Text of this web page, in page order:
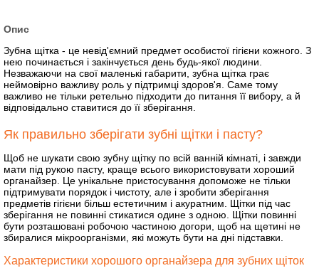
Опис
Зубна щітка - це невід'ємний предмет особистої гігієни кожного. З
нею починається і закінчується день будь-якої людини.
Незважаючи на свої маленькі габарити, зубна щітка грає
неймовірно важливу роль у підтримці здоров'я. Саме тому
важливо не тільки ретельно підходити до питання її вибору, а й
відповідально ставитися до її зберігання.
Як правильно зберігати зубні щітки і пасту?
Щоб не шукати свою зубну щітку по всій ванній кімнаті, і завжди
мати під рукою пасту, краще всього використовувати хороший
органайзер. Це унікальне пристосування допоможе не тільки
підтримувати порядок і чистоту, але і зробити зберігання
предметів гігієни більш естетичним і акуратним. Щітки під час
зберігання не повинні стикатися одине з одною. Щітки повинні
бути розташовані робочою частиною догори, щоб на щетині не
збиралися мікроорганізми, які можуть бути на дні підставки.
Характеристики хорошого органайзера для зубних щіток